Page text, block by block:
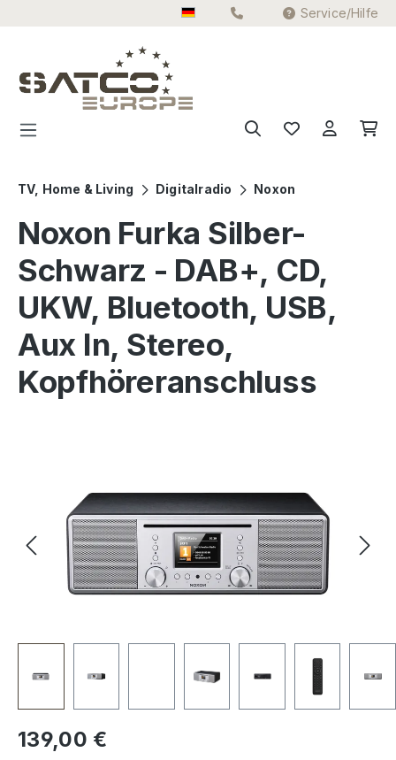
Zum Hauptinhalt springen Service/Hilfe
TV, Home & Living Digitalradio Noxon
Noxon Furka Silber-
Schwarz - DAB+, CD,
UKW, Bluetooth, USB,
Aux In, Stereo,
Kopfhöreranschluss
Regulärer Preis:
139,00 €